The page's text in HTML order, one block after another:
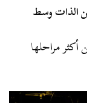
الذات وسط
مراحلها